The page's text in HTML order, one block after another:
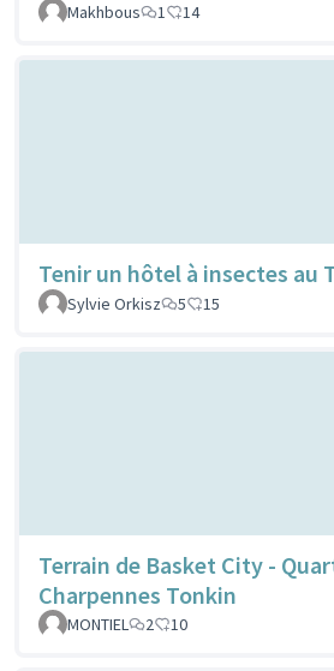
Makhbous 1 14
Tenir un hôtel à insectes au
Sylvie Orkisz
5 15
Terrain de Basket City -
Charpennes Tonkin
MONTIEL 2 10